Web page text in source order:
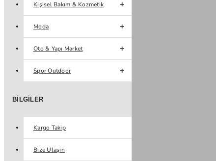
Kişisel Bakım & Kozmetik
Moda
Oto & Yapı Market
Spor Outdoor
BILGILER
Kargo Takip
Bize Ulaşın